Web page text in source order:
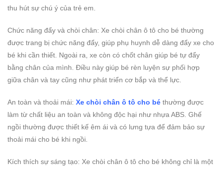
thu hút sự chú ý của trẻ em.
Chức năng đẩy và chòi chân: Xe chòi chân ô tô cho bé thường
được trang bị chức năng đẩy, giúp phụ huynh dễ dàng đẩy xe cho
bé khi cần thiết. Ngoài ra, xe còn có chốt chân giúp bé tự đẩy
bằng chân của mình. Điều này giúp bé rèn luyện sự phối hợp
giữa chân và tay cũng như phát triển cơ bắp và thể lực.
An toàn và thoải mái: Xe chòi chân ô tô cho bé thường được
làm từ chất liệu an toàn và không độc hại như nhựa ABS. Ghế
ngồi thường được thiết kế êm ái và có lưng tựa để đảm bảo sự
thoải mái cho bé khi ngồi.
Kích thích sự sáng tạo: Xe chòi chân ô tô cho bé không chỉ là một